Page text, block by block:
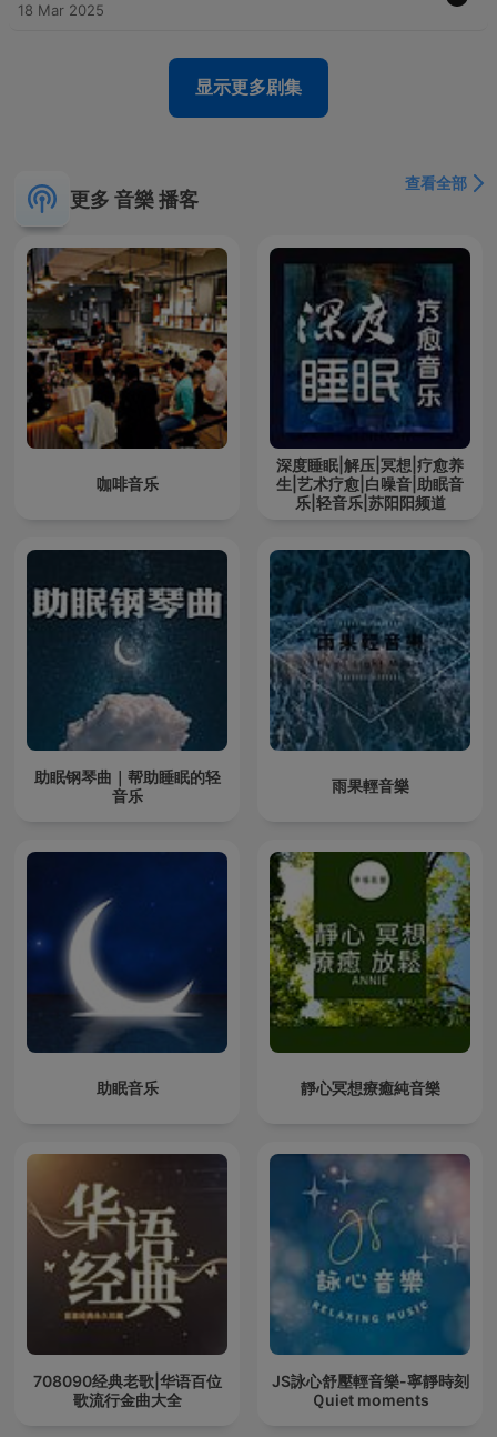
18 Mar 2025
显示更多剧集
更多 音樂 播客
查看全部
咖啡音乐
深度睡眠|解压|冥想|疗愈养
生|艺术疗愈|白噪音|助眠音
乐|轻音乐|苏阳阳频道
助眠钢琴曲｜帮助睡眠的轻
音乐
雨果輕音樂
助眠音乐 靜心冥想療癒純音樂
708090经典老歌|华语百位
歌流行金曲大全
JS詠心舒壓輕音樂-寧靜時刻
Ｑuiet moments